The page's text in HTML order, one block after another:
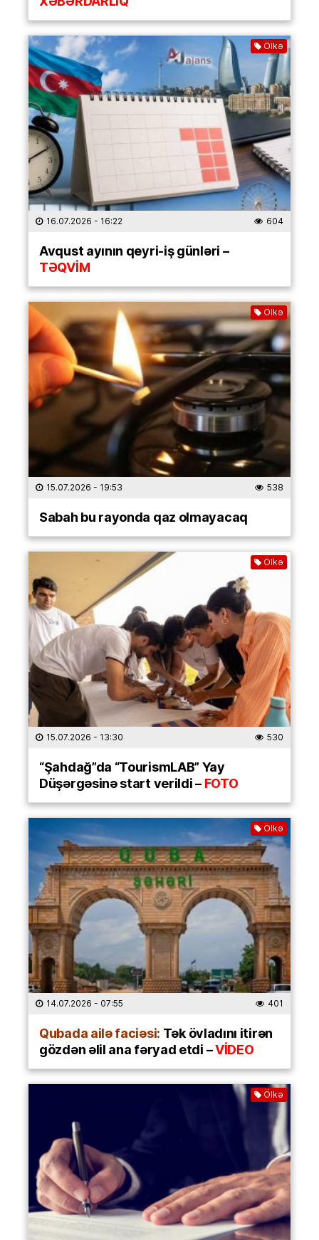
Ölkə
16.07.2026 - 16:22 604
Avqust ayının qeyri-iş günləri –
TƏQVİM
Ölkə
15.07.2026 - 19:53 538
Sabah bu rayonda qaz olmayacaq
Ölkə
15.07.2026 - 13:30 530
“Şahdağ”da “TourismLAB” Yay
Düşərgəsinə start verildi –FOTO
Ölkə
14.07.2026 - 07:55 401
Qubada ailə faciəsi: Tək övladını itirən
gözdən əlil ana fəryad etdi –VİDEO
Ölkə